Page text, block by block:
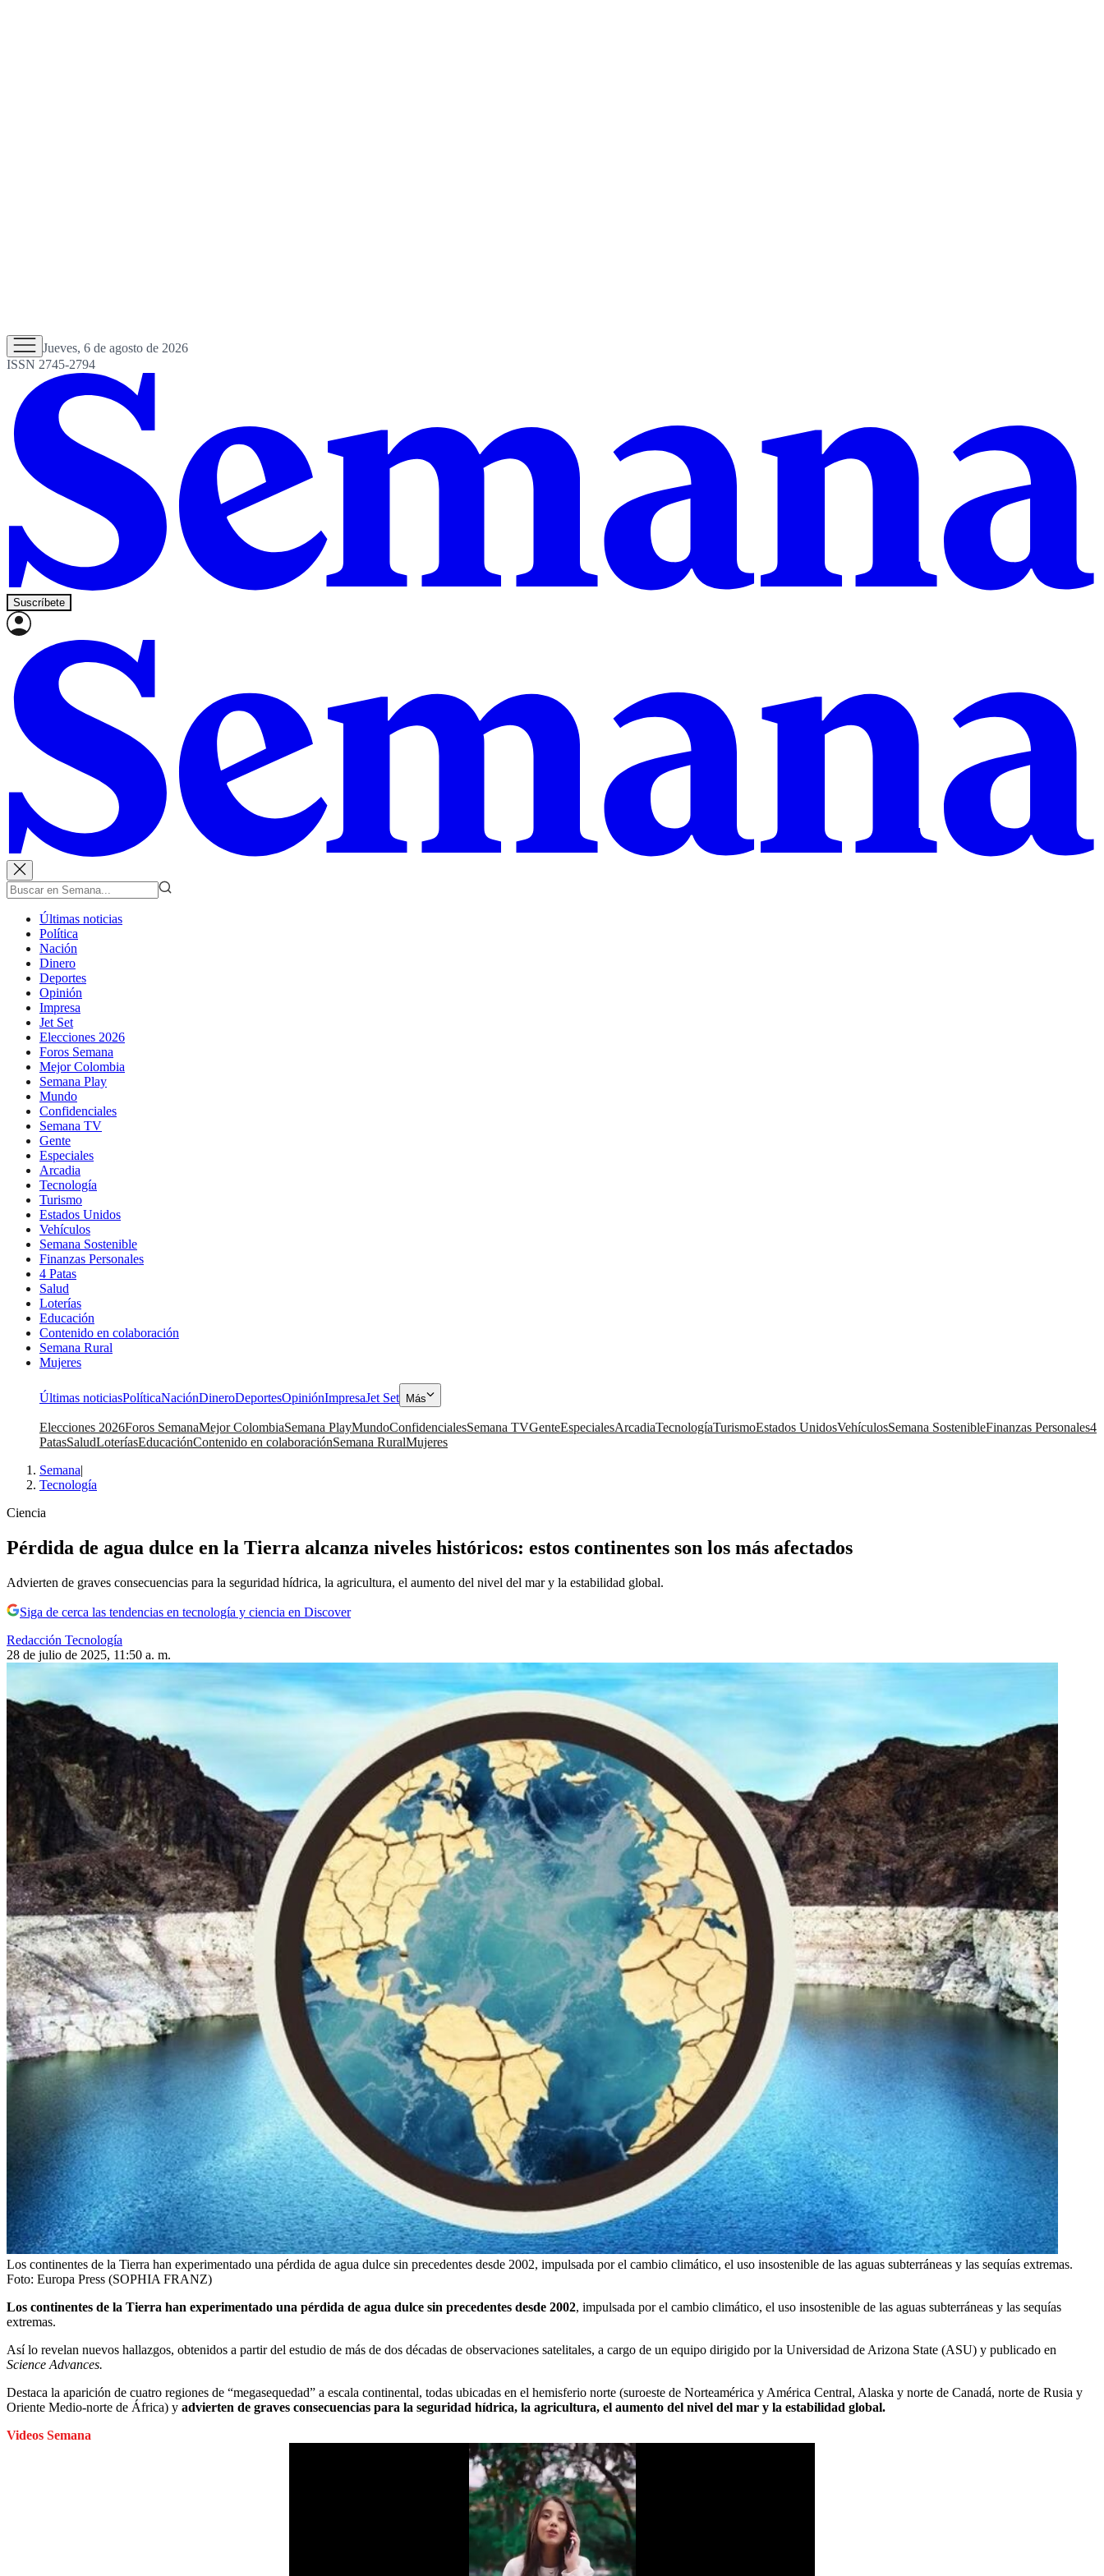
Jueves, 6 de agosto de 2026
ISSN 2745-2794
Suscríbete
Últimas noticias
Política
Nación
Dinero
Deportes
Opinión
Impresa
Jet Set
Elecciones 2026
Foros Semana
Mejor Colombia
Semana Play
Mundo
Confidenciales
Semana TV
Gente
Especiales
Arcadia
Tecnología
Turismo
Estados Unidos
Vehículos
Semana Sostenible
Finanzas Personales
4 Patas
Salud
Loterías
Educación
Contenido en colaboración
Semana Rural
Mujeres
Últimas noticiasPolíticaNaciónDineroDeportesOpiniónImpresaJet Set Más
Elecciones 2026Foros SemanaMejor ColombiaSemana PlayMundoConfidencialesSemana TVGenteEspecialesArcadiaTecnologíaTurismoEstados UnidosVehículosSemana SostenibleFinanzas Personales4
PatasSaludLoteríasEducaciónContenido en colaboraciónSemana RuralMujeres
Semana|
Tecnología
Ciencia
Pérdida de agua dulce en la Tierra alcanza niveles históricos: estos continentes son los más afectados
Advierten de graves consecuencias para la seguridad hídrica, la agricultura, el aumento del nivel del mar y la estabilidad global.
Siga de cerca las tendencias en tecnología y ciencia en Discover
Redacción Tecnología
28 de julio de 2025, 11:50 a. m.
Los continentes de la Tierra han experimentado una pérdida de agua dulce sin precedentes desde 2002, impulsada por el cambio climático, el uso insostenible de las aguas subterráneas y las sequías extremas.
Foto: Europa Press (SOPHIA FRANZ)
Los continentes de la Tierra han experimentado una pérdida de agua dulce sin precedentes desde 2002, impulsada por el cambio climático, el uso insostenible de las aguas subterráneas y las sequías
extremas.
Así lo revelan nuevos hallazgos, obtenidos a partir del estudio de más de dos décadas de observaciones satelitales, a cargo de un equipo dirigido por la Universidad de Arizona State (ASU) y publicado en
Science Advances.
Destaca la aparición de cuatro regiones de “megasequedad” a escala continental, todas ubicadas en el hemisferio norte (suroeste de Norteamérica y América Central, Alaska y norte de Canadá, norte de Rusia y
Oriente Medio-norte de África) y advierten de graves consecuencias para la seguridad hídrica, la agricultura, el aumento del nivel del mar y la estabilidad global.
Videos Semana